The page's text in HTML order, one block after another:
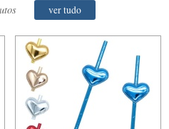
ver tudo